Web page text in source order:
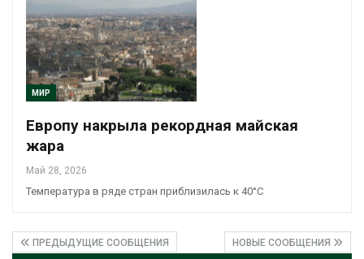
МИР
Европу накрыла рекордная майская
жара
Май 28, 2026
Температура в ряде стран приблизилась к 40°C
ПРЕДЫДУЩИЕ СООБЩЕНИЯ НОВЫЕ СООБЩЕНИЯ